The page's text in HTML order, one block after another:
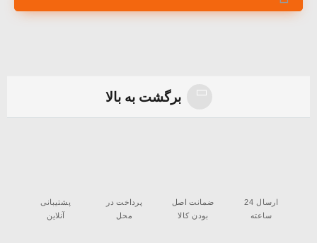
برگشت به بالا
ارسال 24
ساعته
ضمانت اصل
بودن کالا
پرداخت در
محل
پشتیبانی
آنلاین